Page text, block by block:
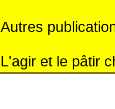
Autres
L'agir et le pâtir